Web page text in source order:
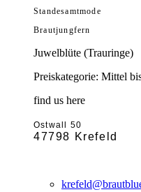
Standesamtmode
Brautjungfern
Juwelblüte (Trauringe)
Preiskategorie: Mittel
find us here
Ostwall 50
47798 Krefeld